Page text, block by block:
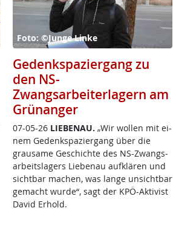
Foto: ©Junge Linke
Gedenkspaziergang zu
den NS-
Zwangsarbeiterlagern am
Grünanger
07-05-26 LIE­BENAU. „Wir wol­len mit ei­
nem Ge­denk­spa­zier­gang über die
grau­sa­me Ge­schich­te des NS-Zwangs­
ar­beits­la­gers Lie­benau auf­klä­ren und
sicht­bar ma­chen, was lan­ge un­sicht­bar
ge­macht wur­de“, sagt der KPÖ-Ak­ti­vist
Da­vid Er­hold.